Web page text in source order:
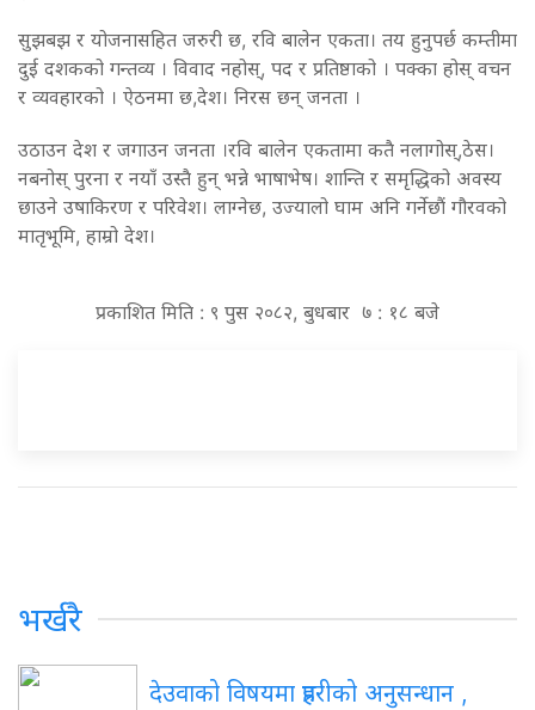
सुझबझ र योजनासहित जरुरी छ, रवि बालेन एकता। तय हुनुपर्छ कम्तीमा
दुई दशकको गन्तव्य । विवाद नहोस्, पद र प्रतिष्ठाको । पक्का होस् वचन
र व्यवहारको । ऐठनमा छ,देश। निरस छन् जनता ।
उठाउन देश र जगाउन जनता ।रवि बालेन एकतामा कतै नलागोस्,ठेस।
नबनोस् पुरना र नयाँ उस्तै हुन् भन्ने भाषाभेष। शान्ति र समृद्धिको अवस्य
छाउने उषाकिरण र परिवेश। लाग्नेछ, उज्यालो घाम अनि गर्नेछौं गौरवको
मातृभूमि, हाम्रो देश।
प्रकाशित मिति : ९ पुस २०८२, बुधबार ७ : १८ बजे
भर्खरै
देउवाको विषयमा प्रहरीको अनुसन्धान ,